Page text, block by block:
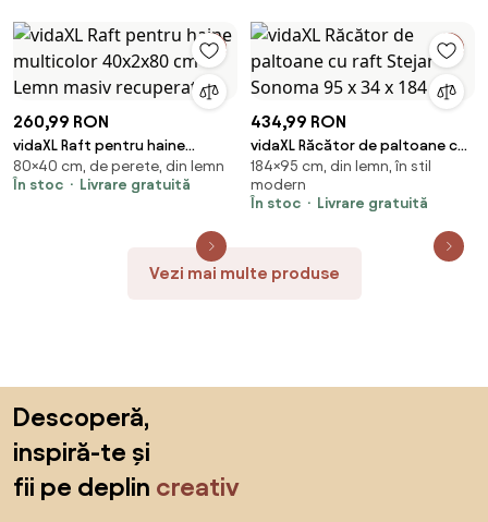
260,99 RON
vidaXL Raft pentru haine
multicolor 40x2x80 cm Lemn
masiv recuperat
80×40 cm, de perete, din lemn
În stoc
Livrare gratuită
434,99 RON
vidaXL Răcător de paltoane cu
raft Stejar Sonoma 95 x 34 x
184 cm
184×95 cm, din lemn, în stil
modern
În stoc
Livrare gratuită
Vezi mai multe produse
Descoperă,
inspiră-te și
fii pe deplin creativ